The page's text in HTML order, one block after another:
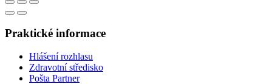
Praktické informace
Hlášení rozhlasu
Zdravotní středisko
Pošta Partner